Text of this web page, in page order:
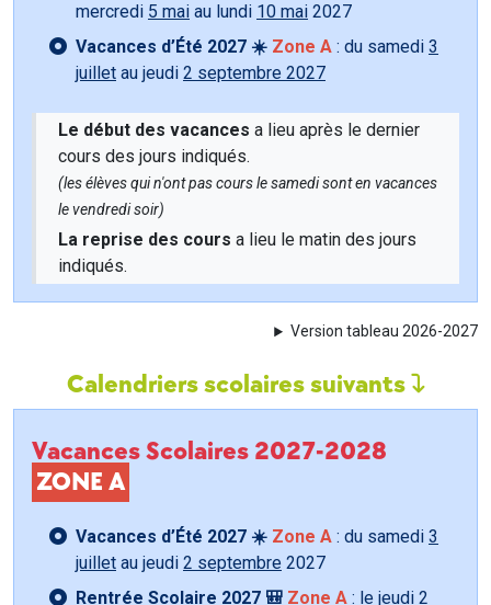
mercredi 5 mai au lundi 10 mai 2027
Vacances d’Été 2027 ☀️ Zone A : du samedi 3
juillet au jeudi 2 septembre 2027
Le début des vacances a lieu après le dernier
cours des jours indiqués.
(les élèves qui n'ont pas cours le samedi sont en vacances
le vendredi soir)
La reprise des cours a lieu le matin des jours
indiqués.
Version tableau 2026-2027
Calendriers scolaires suivants
Vacances Scolaires 2027-2028
ZONE A
Vacances d’Été 2027 ☀️ Zone A : du samedi 3
juillet au jeudi 2 septembre 2027
Rentrée Scolaire 2027 🎒 Zone A : le jeudi 2